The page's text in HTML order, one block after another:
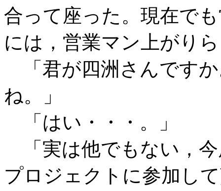
合って座った。現在で
には，営業マン上がり
「君が四洲さんです
ね。」
「はい・・・。」
「実は他でもない，
プロジェクトに参加し